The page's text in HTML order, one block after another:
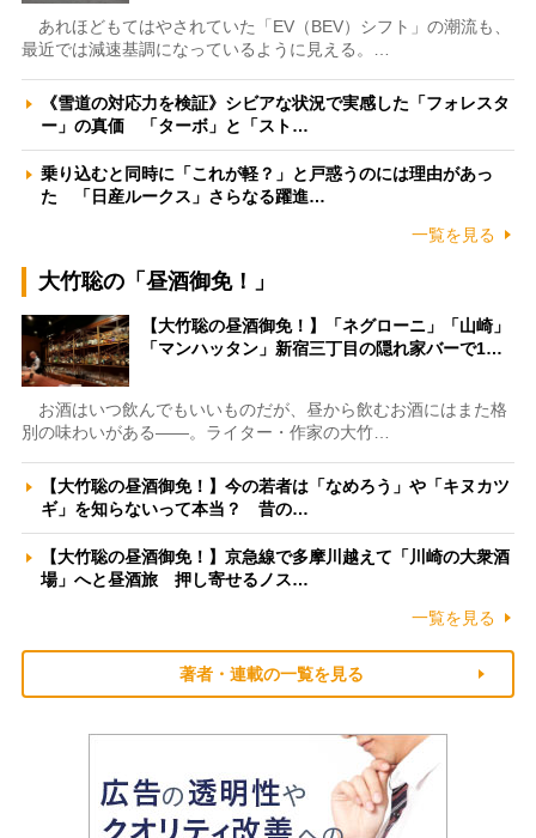
あれほどもてはやされていた「EV（BEV）シフト」の潮流も、
最近では減速基調になっているように見える。…
《雪道の対応力を検証》シビアな状況で実感した「フォレスタ
ー」の真価 「ターボ」と「スト…
乗り込むと同時に「これが軽？」と戸惑うのには理由があっ
た 「日産ルークス」さらなる躍進…
一覧を見る
大竹聡の「昼酒御免！」
【大竹聡の昼酒御免！】「ネグローニ」「山崎」
「マンハッタン」新宿三丁目の隠れ家バーで1…
お酒はいつ飲んでもいいものだが、昼から飲むお酒にはまた格
別の味わいがある――。ライター・作家の大竹…
【大竹聡の昼酒御免！】今の若者は「なめろう」や「キヌカツ
ギ」を知らないって本当？ 昔の…
【大竹聡の昼酒御免！】京急線で多摩川越えて「川崎の大衆酒
場」へと昼酒旅 押し寄せるノス…
一覧を見る
著者・連載の一覧を見る